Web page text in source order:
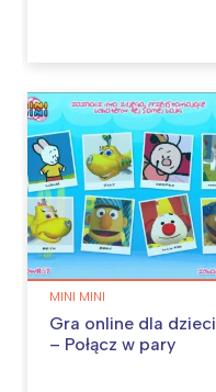
MINI MINI
Gra online dla dzieci
– Połącz w pary